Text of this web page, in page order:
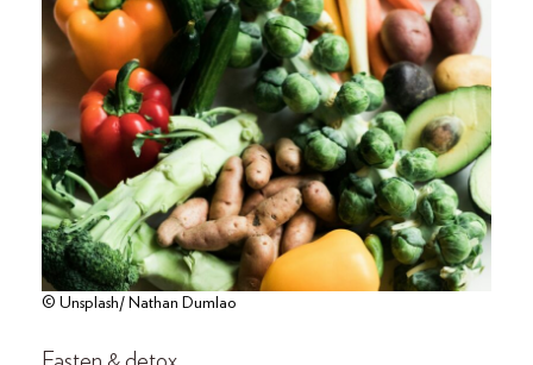
© Unsplash/ Nathan Dumlao